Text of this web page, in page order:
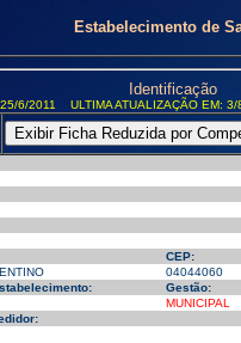
Estabelecimento de
Identificação
6/2011 ULTIMA ATUALIZAÇÃO EM:
CEP:
04044060
Gestão:
MUNICIPAL